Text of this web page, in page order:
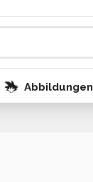
Abbildungen